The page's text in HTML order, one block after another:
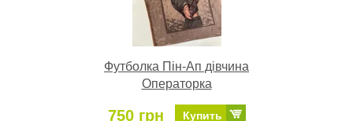
Футболка Пін-Ап дівчина
Операторка
750 грн Купить